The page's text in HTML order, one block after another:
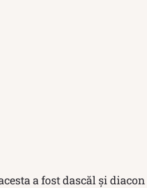
a fost dascăl și